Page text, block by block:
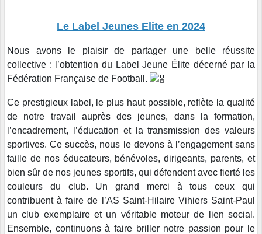
Le Label Jeunes Elite en 2024
Nous avons le plaisir de partager une belle réussite
collective : l’obtention du Label Jeune Élite décerné par la
Fédération Française de Football.
Ce prestigieux label, le plus haut possible, reflète la qualité
de notre travail auprès des jeunes, dans la formation,
l’encadrement, l’éducation et la transmission des valeurs
sportives. Ce succès, nous le devons à l’engagement sans
faille de nos éducateurs, bénévoles, dirigeants, parents, et
bien sûr de nos jeunes sportifs, qui défendent avec fierté les
couleurs du club. Un grand merci à tous ceux qui
contribuent à faire de l’AS Saint-Hilaire Vihiers Saint-Paul
un club exemplaire et un véritable moteur de lien social.
Ensemble, continuons à faire briller notre passion pour le